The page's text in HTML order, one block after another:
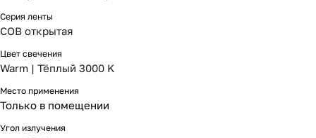
Серия ленты
COB открытая
Цвет свечения
Warm | Тёплый 3000 K
Место применения
Только в помещении
Угол излучения